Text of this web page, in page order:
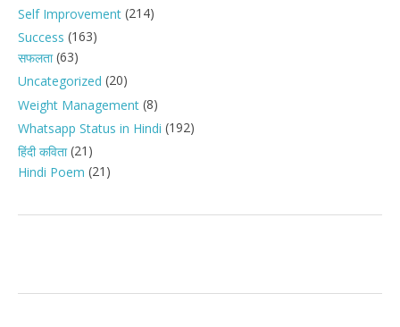
Self Improvement (214)
Success (163)
सफलता(63)
Uncategorized (20)
Weight Management (8)
Whatsapp Status in Hindi (192)
हिंदी कविता(21)
Hindi Poem (21)